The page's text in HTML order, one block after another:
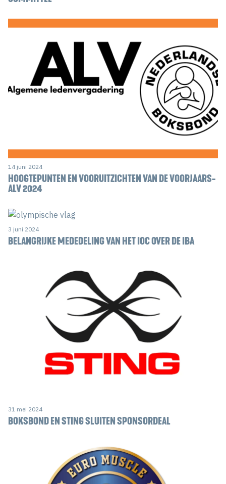
14 juni 2024
HOOGTEPUNTEN EN VOORUITZICHTEN VAN DE VOORJAARS-
ALV 2024
3 juni 2024
BELANGRIJKE MEDEDELING VAN HET IOC OVER DE IBA
31 mei 2024
BOKSBOND EN STING SLUITEN SPONSORDEAL